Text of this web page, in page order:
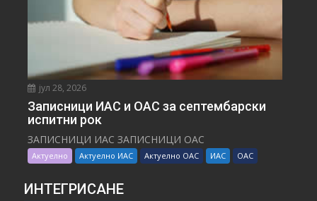
јул 28, 2026
Записници ИАС и ОАС за септембарски
испитни рок
ЗАПИСНИЦИ ИАС ЗАПИСНИЦИ ОАС
Актуелно Актуелно ИАС Актуелно ОАС ИАС ОАС
ИНТЕГРИСАНЕ